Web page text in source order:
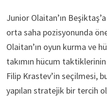
Junior Olaitan’ın
orta saha pozisyonunda
Olaitan’ın oyun kurma ve
takımın hücum
Filip Krastev’in seçilmesi,
yapılan stratejik bir tercih